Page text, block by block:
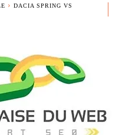
DACIA SPRING VS